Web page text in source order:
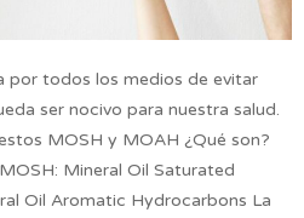
por todos los medios de evitar
ser nocivo para nuestra salud.
MOSH y MOAH ¿Qué son?
Mineral Oil Saturated
Oil Aromatic Hydrocarbons La